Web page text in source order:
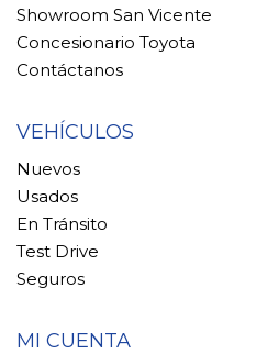
Showroom San Vicente
Concesionario Toyota
Contáctanos
VEHÍCULOS
Nuevos
Usados
En Tránsito
Test Drive
Seguros
MI CUENTA